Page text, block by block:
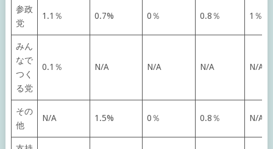
参政
党
1.1％ 0.7% 0％ 0.8％ 1％
みん
なで
つく
る党
0.1％ N/A N/A N/A N/A
その
他
N/A 1.5% 0％ 0.8％ N/A